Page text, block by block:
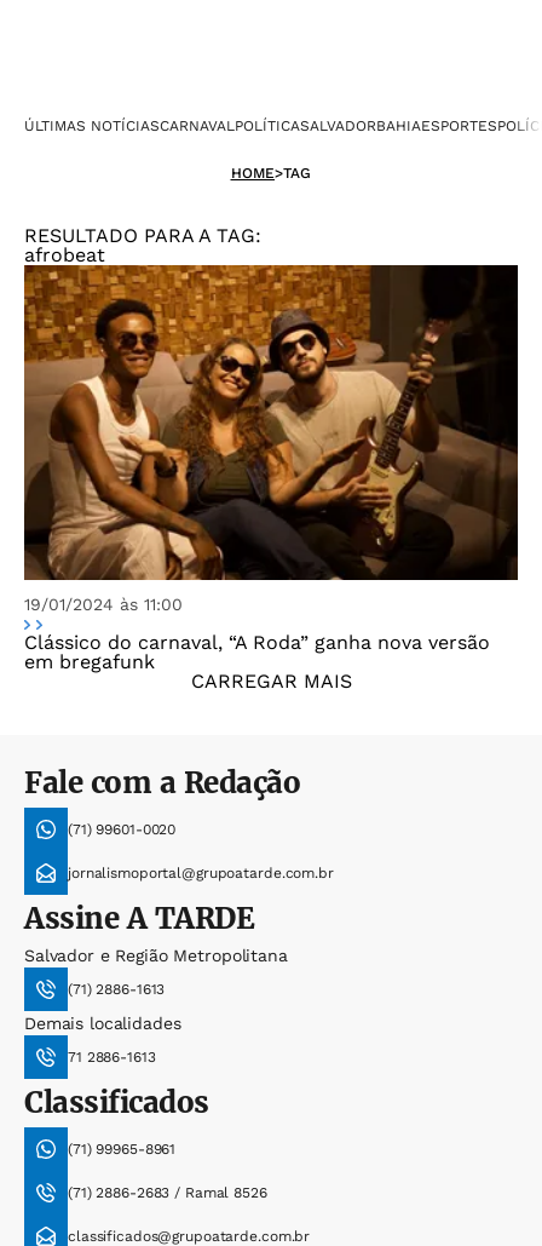
ÚLTIMAS NOTÍCIASCARNAVALPOLÍTICASALVADORBAHIAESPORTES
HOME>TAG
RESULTADO PARA A TAG:
afrobeat
19/01/2024 às 11:00
Clássico do carnaval, “A Roda” ganha nova versão
em bregafunk
CARREGAR MAIS
Fale com a Redação
(71) 99601-0020
jornalismoportal@grupoatarde.com.br
AssineA TARDE
Salvador e Região Metropolitana
(71) 2886-1613
Demais localidades
71 2886-1613
Classificados
(71) 99965-8961
(71) 2886-2683 / Ramal 8526
classificados@grupoatarde.com.br